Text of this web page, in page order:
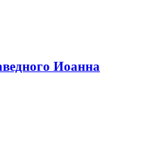
Иоанна